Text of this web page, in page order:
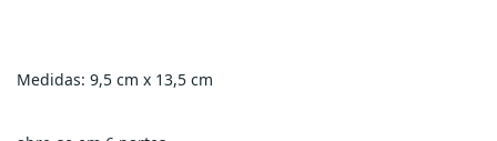
Medidas: 9,5 cm x 13,5 cm